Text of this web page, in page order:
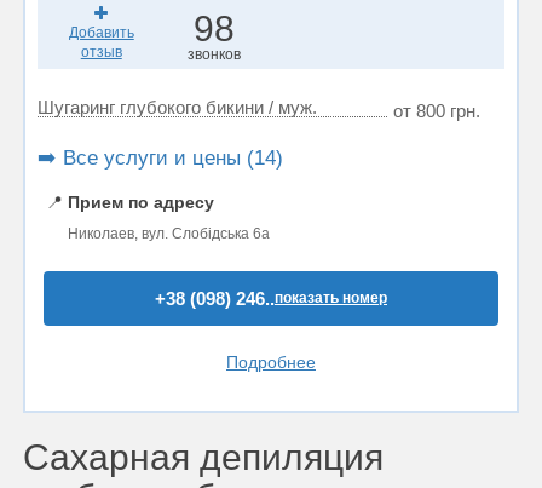
Добавить
отзыв
98
звонков
Шугаринг глубокого бикини / муж. от 800 грн.
➡️ Все услуги и цены (14)
📍 Прием по адресу
Николаев, вул. Слобідська 6а
+38 (098) 246..показать номер
Подробнее
Сахарная депиляция